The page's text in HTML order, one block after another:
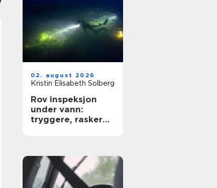
02. august 2026
Kristin Elisabeth Solberg
Rov inspeksjon
under vann:
tryggere, raskere